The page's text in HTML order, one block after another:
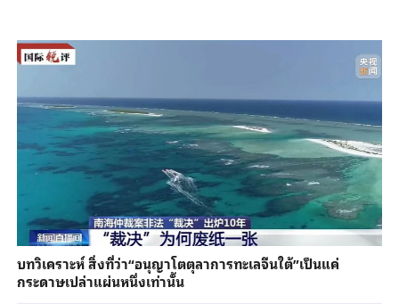
บทวิเคราะห์ สิ่งที่ว่า“อนุญาโตตุลาการทะเลจีนใต้”เป็นแค่
กระดาษเปล่าแผ่นหนึ่งเท่านั้น